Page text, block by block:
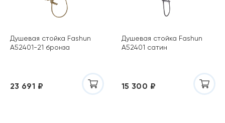
Душевая стойка Fashun
A52401-21 бронза
23 691 ₽
Душевая стойка Fashun
A52401 сатин
15 300 ₽